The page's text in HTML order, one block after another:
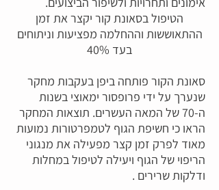
הטיפול בסאונת קור יקצר את זמן
ההתאוששות וההחלמה מפציעות וניתוחים
בעד 40%
סאונת הקור פותחה ביפן בעקבות מחקר
שנערך על ידי פרופסור ימאוצי בשנות
ה-70 של המאה העשרים. תוצאות המחקר
הראו כי חשיפת הגוף לטמפרטורות נמועות
מאוד לפרק זמן קצר מפעילה את מנגוני
הריפוי של הגוף ויעילה לטיפול במחלות
ודלקות שרירים .